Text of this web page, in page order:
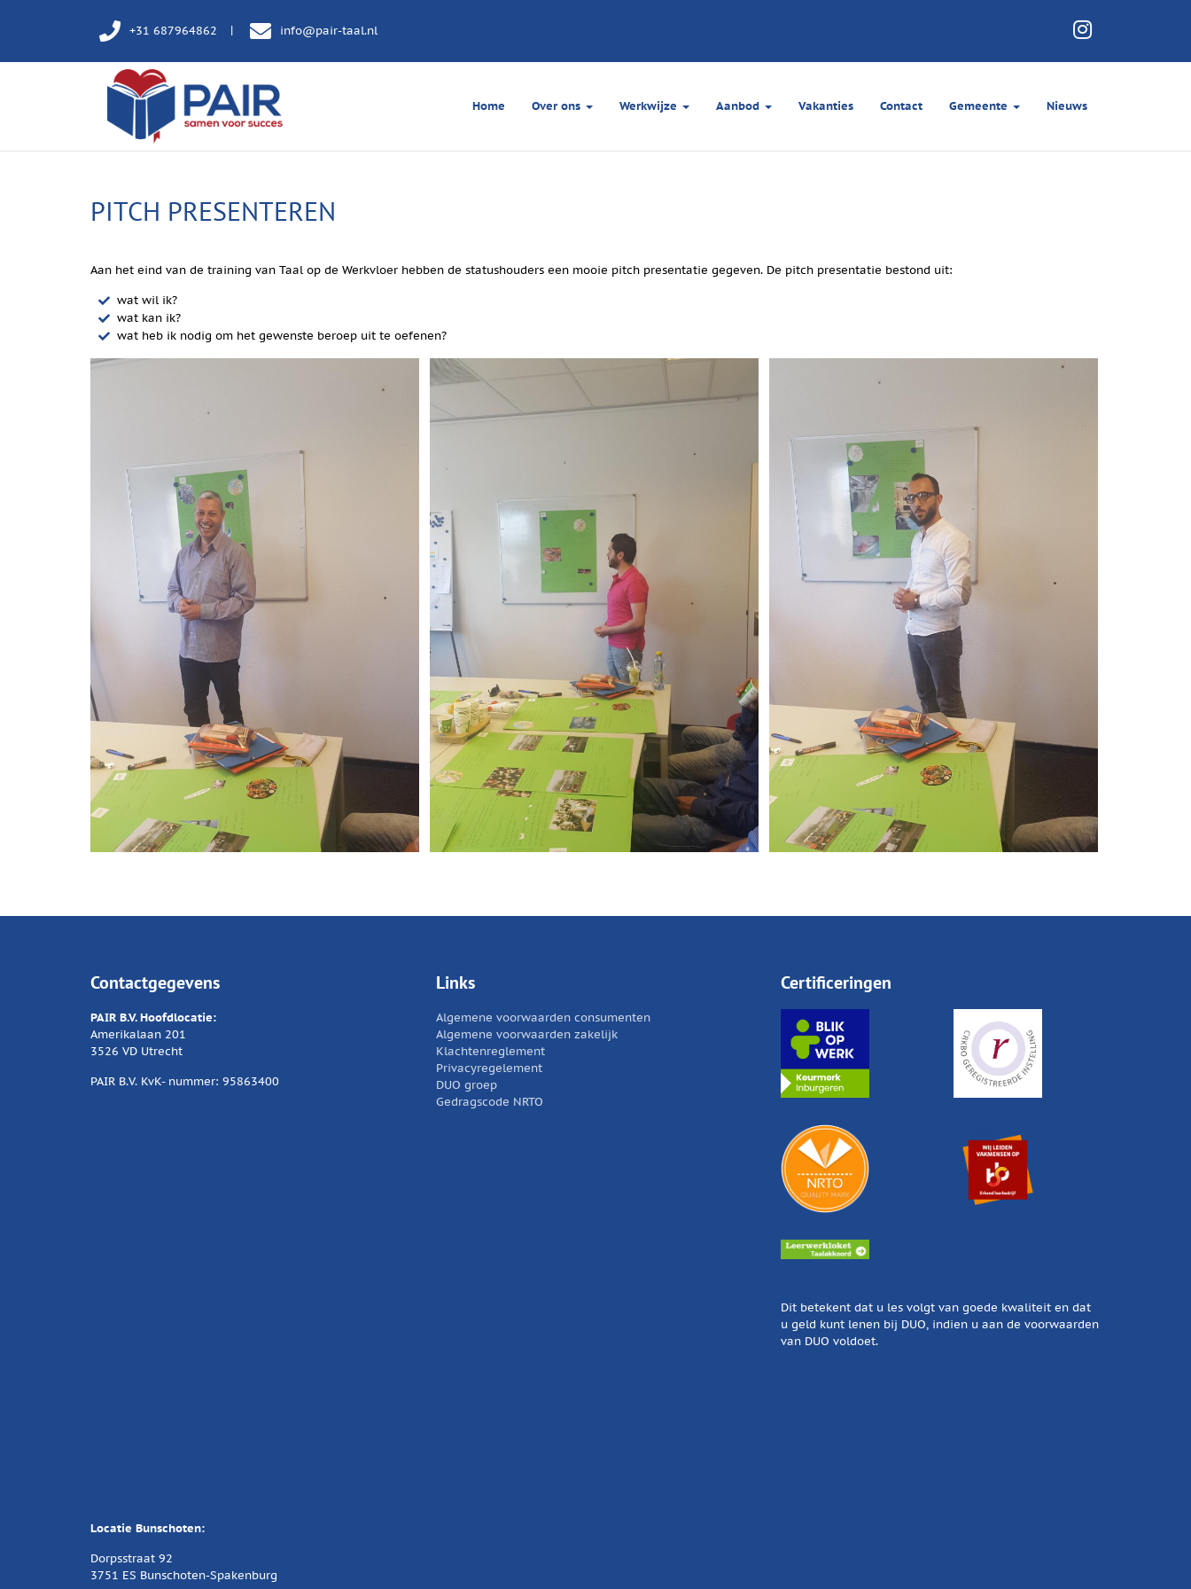
+31 687964862 info@pair-taal.nl
Home Over ons Werkwijze Aanbod Vakanties Contact Gemeente Nieuws
PITCH PRESENTEREN
Aan het eind van de training van Taal op de Werkvloer hebben de statushouders een mooie pitch presentatie gegeven. De pitch presentatie bestond uit:
wat wil ik?
wat kan ik?
wat heb ik nodig om het gewenste beroep uit te oefenen?
Contactgegevens
PAIR B.V. Hoofdlocatie:
Amerikalaan 201
3526 VD Utrecht
PAIR B.V. KvK- nummer: 95863400
Locatie Bunschoten:
Dorpsstraat 92
3751 ES Bunschoten-Spakenburg
Links
Algemene voorwaarden consumenten
Algemene voorwaarden zakelijk
Klachtenreglement
Privacyregelement
DUO groep
Gedragscode NRTO
Certificeringen
Dit betekent dat u les volgt van goede kwaliteit en dat
u geld kunt lenen bij DUO, indien u aan de voorwaarden
van DUO voldoet.